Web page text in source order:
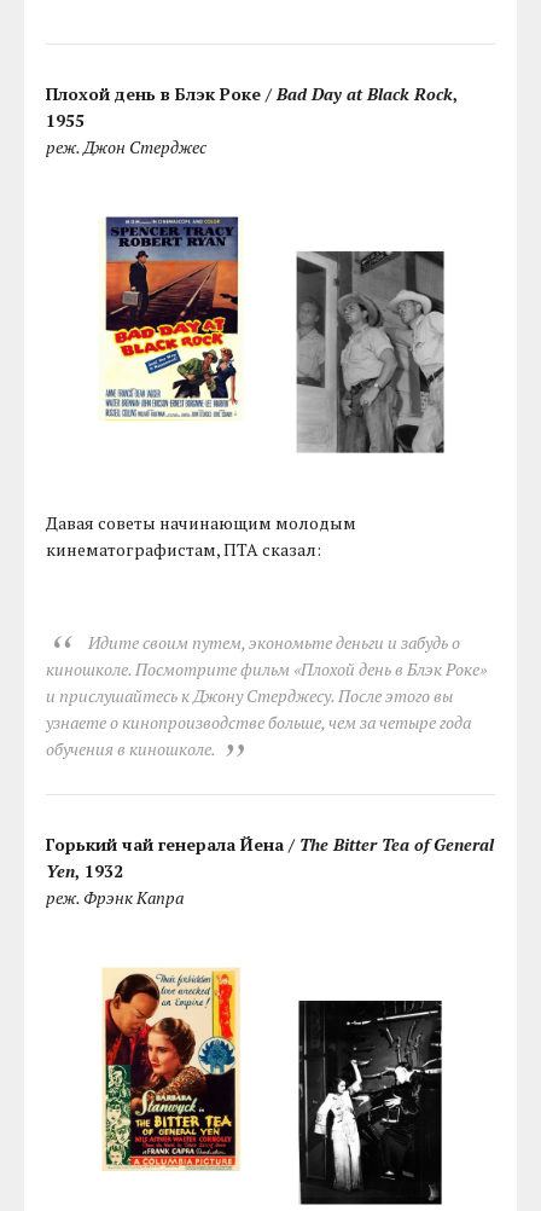
Плохой день в Блэк Роке /Bad Day at Black Rock,
1955
реж. Джон Стерджес
Давая советы начинающим молодым
кинематографистам, ПТА сказал:
Идите своим путем, экономьте деньги и забудь о
киношколе. Посмотрите фильм «Плохой день в Блэк Роке»
и прислушайтесь к Джону Стерджесу. После этого вы
узнаете о кинопроизводстве больше, чем за четыре года
обучения в киношколе.
Горький чай генерала Йена / The Bitter Tea of General
Yen, 1932
реж. Фрэнк Капра